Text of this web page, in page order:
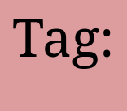
Tag: